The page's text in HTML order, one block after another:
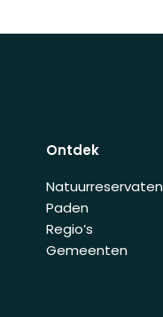
Ontdek
Natuurreservaten
Paden
Regio’s
Gemeenten